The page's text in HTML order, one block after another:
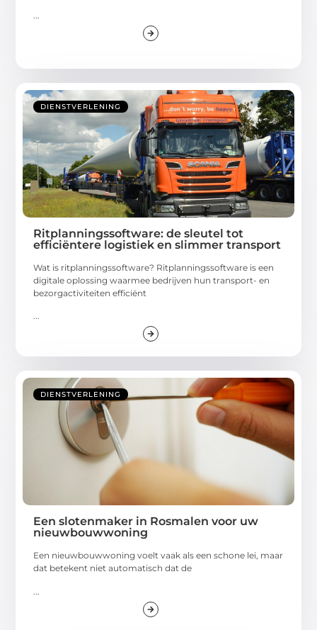
...
DIENSTVERLENING
Ritplanningssoftware: de sleutel tot
efficiëntere logistiek en slimmer transport
Wat is ritplanningssoftware? Ritplanningssoftware is een
digitale oplossing waarmee bedrijven hun transport- en
bezorgactiviteiten efficiënt
...
DIENSTVERLENING
Een slotenmaker in Rosmalen voor uw
nieuwbouwwoning
Een nieuwbouwwoning voelt vaak als een schone lei, maar
dat betekent niet automatisch dat de